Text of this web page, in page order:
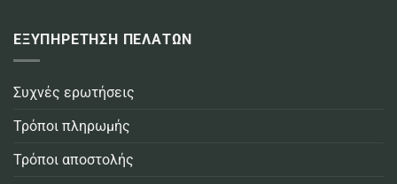
ΕΞΥΠΗΡΕΤΗΣΗ ΠΕΛΑΤΩΝ
Συχνές ερωτήσεις
Τρόποι πληρωμής
Τρόποι αποστολής